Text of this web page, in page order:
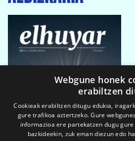
Webgune honek
erabiltzen
Cookieak erabiltzen ditugu edukia,
gure trafikoa aztertzeko. Gure
informazioa ere partekatzen dugu
bazkideekin, zuk eman diezun edo